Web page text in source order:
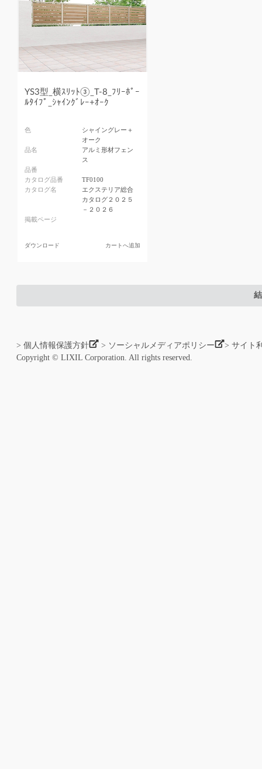
YS3型_横ｽﾘｯﾄ③_T-8_ﾌﾘｰﾎﾟｰ
ﾙﾀｲﾌﾟ_ｼｬｲﾝｸﾞﾚｰ+ｵｰｸ
色
シャイングレー＋
オーク
品名
アルミ形材フェン
ス
品番
カタログ品番
TF0100
カタログ名
エクステリア総合
カタログ２０２５
－２０２６
掲載ページ
ダウンロード カートへ追加
> 個人情報保護方針 > ソーシャルメディアポリシー
> サイト
Copyright © LIXIL Corporation. All rights reserved.